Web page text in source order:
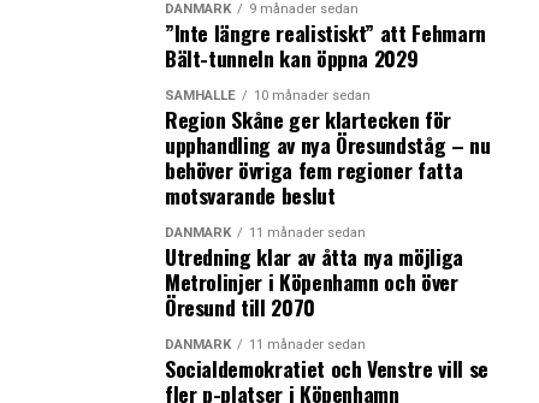
– Det är det samlade paketet vi ska i land med. Det sker
en otroligt nära koordination och styrning mellan
arbetsgivarna och vi har försökt hålla ihop tvärs över
sektorerna. Vi gör allt vi kan, säger han till DR Nyheder.
förhandlingarna pågår
Danska offentliganställda demonstrerade – ville visa
sammanhållning i konflikt med arbetsgivare
Danmarks statsminister vill lägga lockout-pengar på
Lockoutade Öresundspendlare måste anmäla sig till a-
DANMARK 9 månader sedan
”Inte längre realistiskt” att Fehmarn
Bält-tunneln kan öppna 2029
SAMHÄLLE 10 månader sedan
Region Skåne ger klartecken för
upphandling av nya Öresundståg – nu
behöver övriga fem regioner fatta
motsvarande beslut
DANMARK 11 månader sedan
Utredning klar av åtta nya möjliga
Metrolinjer i Köpenhamn och över
Öresund till 2070
DANMARK 11 månader sedan
Socialdemokratiet och Venstre vill se
fler p-platser i Köpenhamn